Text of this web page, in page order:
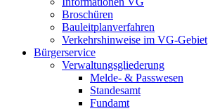
Broschüren
Bauleitplanverfahren
Verkehrshinweise im VG-Gebiet
Bürgerservice
Verwaltungsgliederung
Melde- & Passwesen
Standesamt
Fundamt